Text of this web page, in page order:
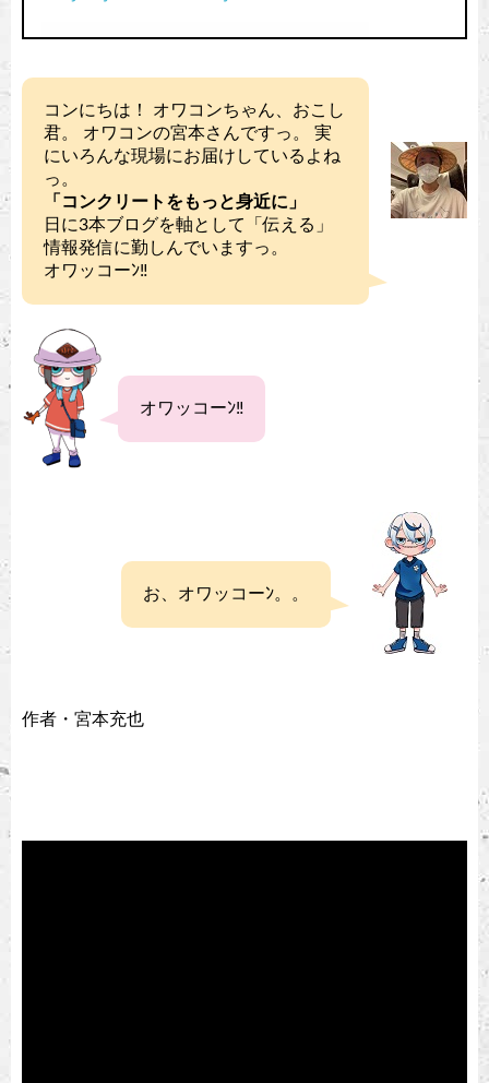
コンにちは！ オワコンちゃん、おこし
君。 オワコンの宮本さんですっ。 実
にいろんな現場にお届けしているよね
っ。
「コンクリートをもっと身近に」
日に3本ブログを軸として「伝える」
情報発信に勤しんでいますっ。
オワッコーﾝ‼︎
オワッコーﾝ‼
お、オワッコーﾝ。。
作者・宮本充也